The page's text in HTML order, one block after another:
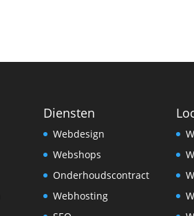
Diensten
Webdesign
Webshops
Onderhoudscontract
Webhosting